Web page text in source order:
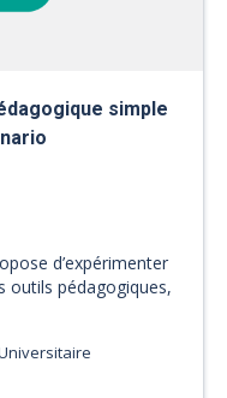
simple
d’expérimenter
outils pédagogiques,